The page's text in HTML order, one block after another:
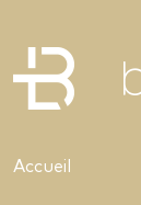
Accueil